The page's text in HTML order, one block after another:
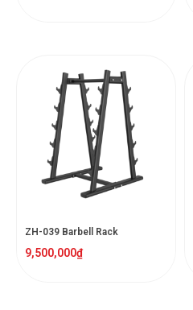
ZH-039 Barbell Rack
9,500,000₫